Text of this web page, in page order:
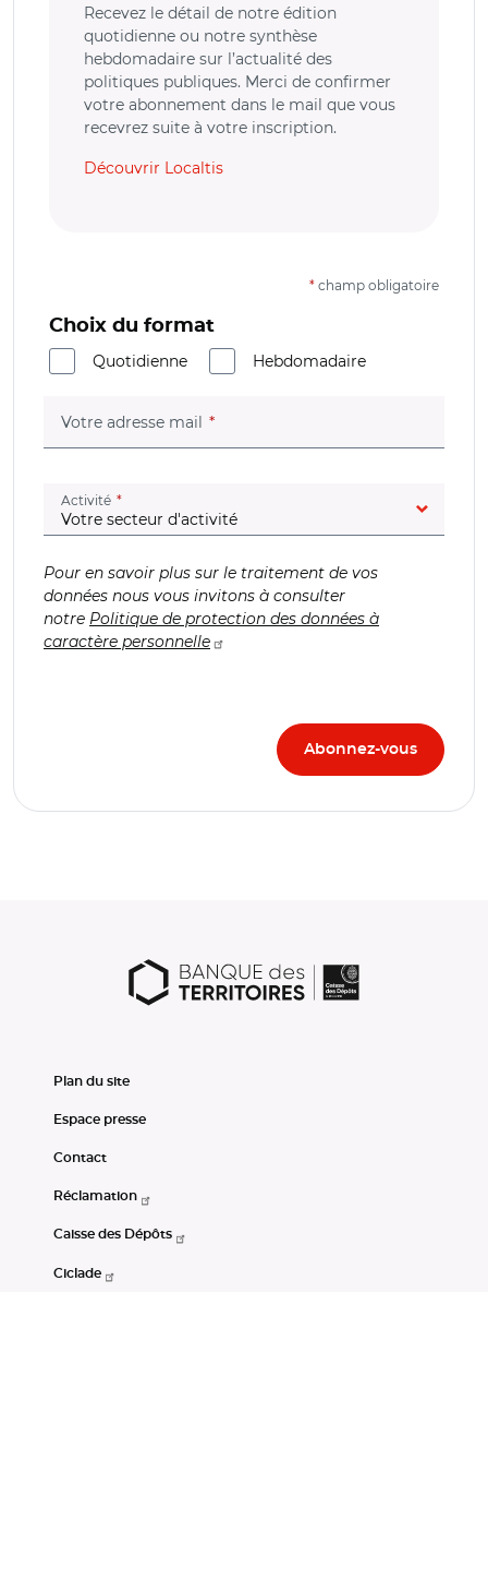
Recevez le détail de notre édition
quotidienne ou notre synthèse
hebdomadaire sur l’actualité des
politiques publiques. Merci de confirmer
votre abonnement dans le mail que vous
recevrez suite à votre inscription.
Découvrir Localtis
* champ obligatoire
Choix du format
Quotidienne
Hebdomadaire
Votre adresse mail (champ obligatoire)
Activité (champ obligatoire)
Pour en savoir plus sur le traitement de vos
données nous vous invitons à consulter
notre Politique de protection des données à
caractère personnelle
Plan du site
Espace presse
Contact
Réclamation
Caisse des Dépôts
Ciclade